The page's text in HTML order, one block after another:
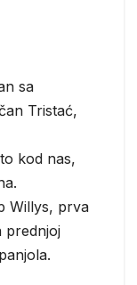
sa
Tristać,
kod nas,
Willys, prva
prednjoj